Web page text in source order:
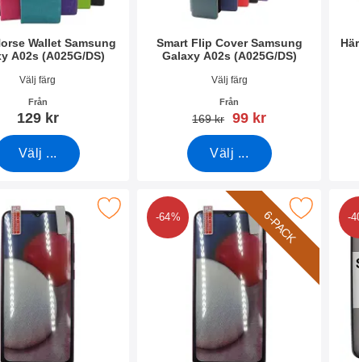
Wallet Samsung
A02s (A025G/DS)
Välj färg
Från
129 kr
Välj ...
Smart Flip Cover Samsung
Galaxy A02s (A025G/DS)
Art. nr 40505Välj färg
Från
tidigare pris
169 kr rea pris
99 kr
Välj ...
Samsung Galaxy A02s (A025G/DS) som favorit
6-PACK
-64%
Makera 6-Pack Skärmskydd Samsung Galaxy
-
Makera